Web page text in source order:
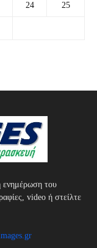
24 25
ενημέρωση του
video ή στείλτε